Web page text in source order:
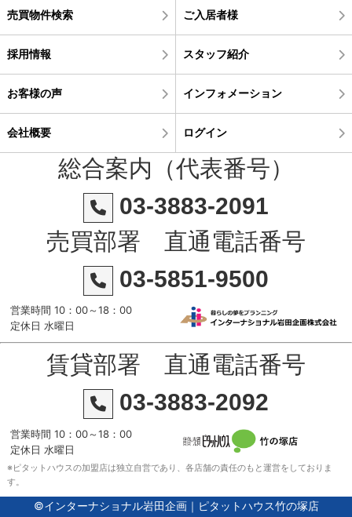
売買物件検索 ご入居者様
採用情報 スタッフ紹介
お客様の声 インフォメーション
会社概要 ログイン
総合案内（代表番号）
03-3883-2091
売買部署 直通電話番号
03-5851-9500
営業時間 10：00～18：00
定休日 水曜日
賃貸部署 直通電話番号
03-3883-2092
営業時間 10：00～18：00
定休日 水曜日
※ピタットハウスの加盟店は独立自営であり、各店舗の責任のもと運営をしておりま
す。
©インターナショナル岩田企画｜ピタットハウス竹の塚店